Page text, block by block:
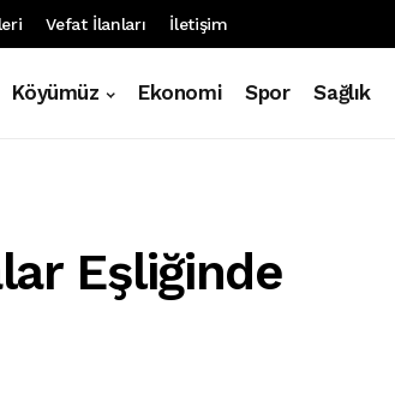
Vefat İlanları İletişim
Köyümüz Ekonomi Spor Sağlık
Eşliğinde